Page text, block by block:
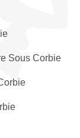
Sous Corbie